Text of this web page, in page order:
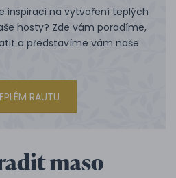
inspiraci na vytvoření teplých
hosty? Zde vám poradíme,
a představíme vám naše
RAUTU
maso